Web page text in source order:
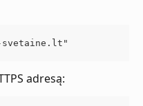
svetaine.lt"
adresą: